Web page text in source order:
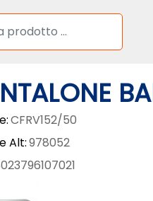
CFRV152/50
Alt:978052